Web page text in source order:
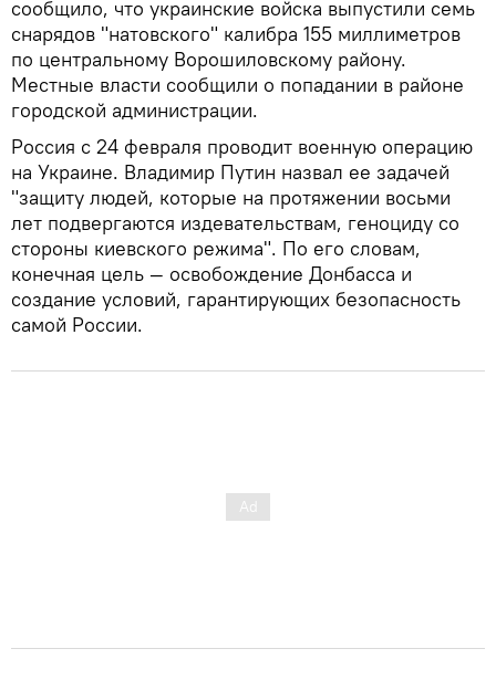
сообщило, что украинские войска выпустили семь
снарядов "натовского" калибра 155 миллиметров
по центральному Ворошиловскому району.
Местные власти сообщили о попадании в районе
городской администрации.
Россия с 24 февраля проводит военную операцию
на Украине. Владимир Путин назвал ее задачей
"защиту людей, которые на протяжении восьми
лет подвергаются издевательствам, геноциду со
стороны киевского режима". По его словам,
конечная цель — освобождение Донбасса и
создание условий, гарантирующих безопасность
самой России.